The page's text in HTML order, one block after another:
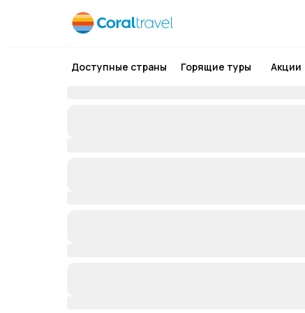
Доступные страны Горящие туры Акции